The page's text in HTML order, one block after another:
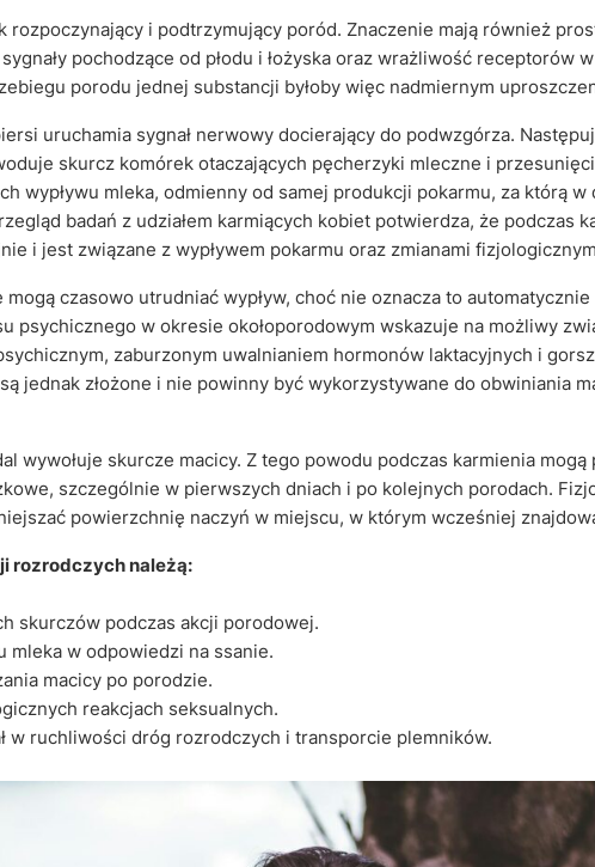
rozpoczynający i podtrzymujący poród. Znaczenie mają również
pochodzące od płodu i łożyska oraz wrażliwość receptorów
porodu jednej substancji byłoby więc nadmiernym
uruchamia sygnał nerwowy docierający do podwzgórza.
skurcz komórek otaczających pęcherzyki mleczne i
wypływu mleka, odmienny od samej produkcji pokarmu, za którą w
badań z udziałem karmiących kobiet potwierdza, że podczas
i jest związane z wypływem pokarmu oraz zmianami
czasowo utrudniać wypływ, choć nie oznacza to
psychicznego w okresie okołoporodowym wskazuje na możliwy
zaburzonym uwalnianiem hormonów laktacyjnych i
jednak złożone i nie powinny być wykorzystywane do obwiniania
wywołuje skurcze macicy. Z tego powodu podczas karmienia
szczególnie w pierwszych dniach i po kolejnych porodach.
powierzchnię naczyń w miejscu, w którym wcześniej
rozrodczych należą:
skurczów podczas akcji porodowej.
mleka w odpowiedzi na ssanie.
macicy po porodzie.
reakcjach seksualnych.
w ruchliwości dróg rozrodczych i transporcie plemników.